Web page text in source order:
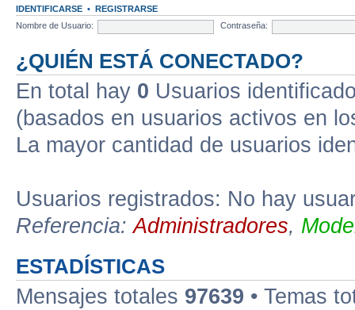
IDENTIFICARSE • REGISTRARSE
Nombre de Usuario:
Contraseña:
¿QUIÉN ESTÁ CONECTADO?
En total hay 0 Usuarios
(basados en usuarios activos en
La mayor cantidad de usuarios
Usuarios registrados: No hay
Referencia:Administradores,
ESTADÍSTICAS
Mensajes totales 97639 • Temas